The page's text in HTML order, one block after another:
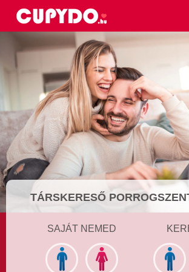
TÁRSKERESŐ
SAJÁT NEMED